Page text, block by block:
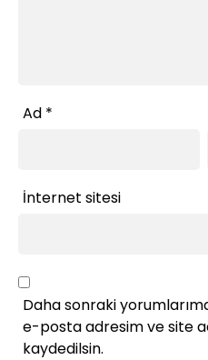
Ad *
İnternet sitesi
Daha sonraki
e-posta adresim ve site
kaydedilsin.